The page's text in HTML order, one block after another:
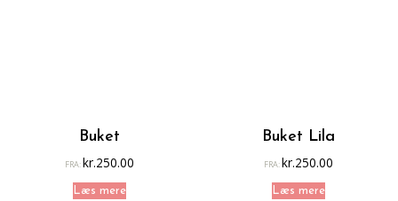
Buket
FRA:kr.250.00
Læs mere
Buket Lila
FRA:kr.250.00
Læs mere